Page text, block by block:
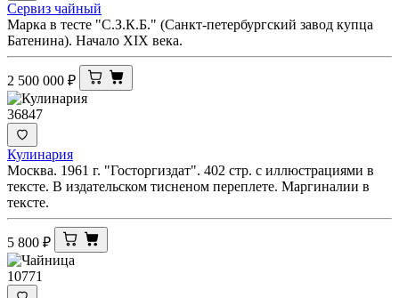
Сервиз чайный
Марка в тесте "С.З.К.Б." (Санкт-петербургский завод купца
Батенина). Начало XIX века.
2 500 000 ₽
36847
Кулинария
Москва. 1961 г. "Госторгиздат". 402 стр. с иллюстрациями в
тексте. В издательском тисненом переплете. Маргиналии в
тексте.
5 800 ₽
10771